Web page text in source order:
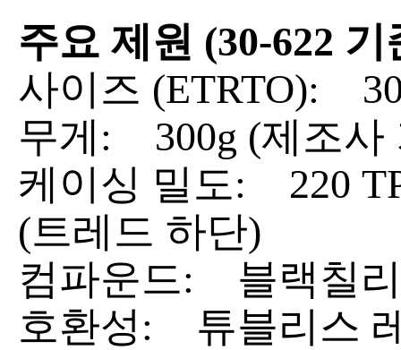
주요 제원 (30-622 기
사이즈 (ETRTO):
무게:
300g (제조
케이싱 밀도:
220
(트레드 하단)
컴파운드:
블랙칠
호환성:
튜블리스